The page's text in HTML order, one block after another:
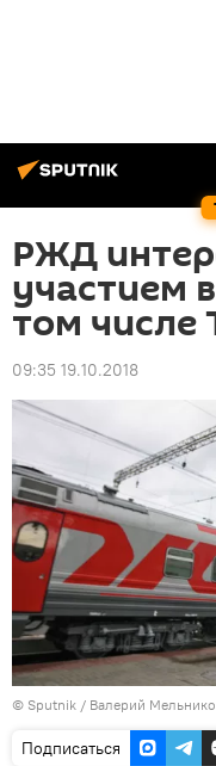
РЖД
участием
том числе
09:35 19.10.2018
© Sputnik / Валерий
Подписаться